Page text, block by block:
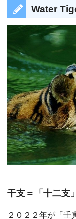
Water
干支＝「十二支
２０２２年が「壬